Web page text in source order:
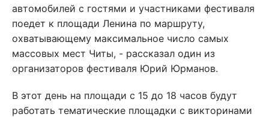
автомобилей с гостями и участниками фестиваля
поедет к площади Ленина по маршруту,
охватывающему максимальное число самых
массовых мест Читы, - рассказал один из
организаторов фестиваля Юрий Юрманов.
В этот день на площади с 15 до 18 часов будут
работать тематические площадки с викторинами